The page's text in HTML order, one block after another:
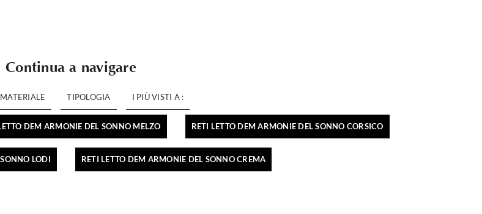
Continua a navigare
MATERIALE TIPOLOGIA I PIÙ VISTI A :
DEM ARMONIE DEL SONNO MELZO RETI LETTO DEM ARMONIE DEL SONNO CORSICO
LODI RETI LETTO DEM ARMONIE DEL SONNO CREMA